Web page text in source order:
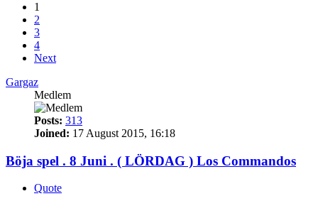
1
2
3
4
Next
Gargaz
Medlem
Posts: 313
Joined: 17 August 2015, 16:18
Böja spel . 8 Juni . ( LÖRDAG ) Los Commandos
Quote